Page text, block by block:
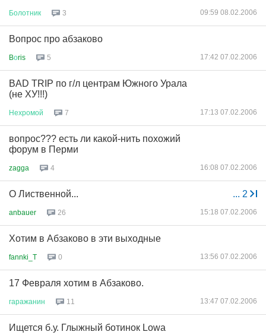
Болотник 3 09:59 08.02.2006
Вопрос про абзаково
Bоris 5 17:42 07.02.2006
BAD TRIP по г/л центрам Южного Урала
(не ХУ!!!)
Нехромой 7 17:13 07.02.2006
вопрос??? есть ли какой-нить похожий
форум в Перми
zagga 4 16:08 07.02.2006
... 2
О Лиственной...
anbauer 26 15:18 07.02.2006
Хотим в Абзаково в эти выходные
fannki_T 0 13:56 07.02.2006
17 Февраля хотим в Абзаково.
гаражанин 11 13:47 07.02.2006
Ищется б.у. Глыжный ботинок Lowa